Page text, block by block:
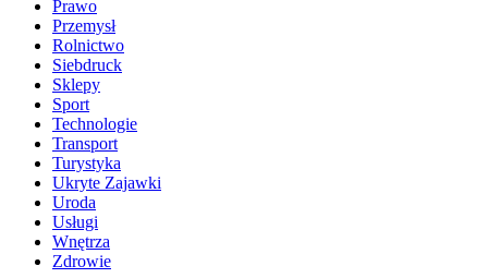
Prawo
Przemysł
Rolnictwo
Siebdruck
Sklepy
Sport
Technologie
Transport
Turystyka
Ukryte Zajawki
Uroda
Usługi
Wnętrza
Zdrowie